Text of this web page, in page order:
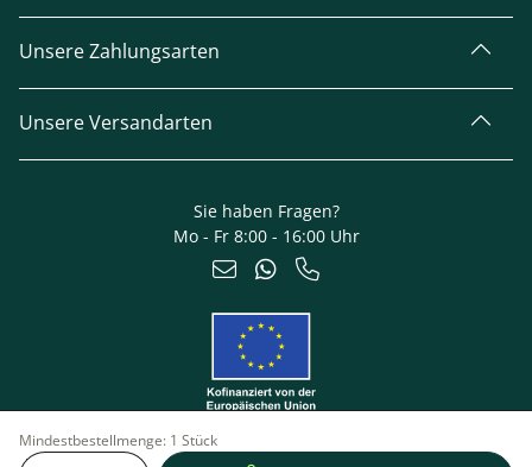
Mindestbestellmenge: 1 Stück
Unsere Zahlungsarten
Unsere Versandarten
Sie haben Fragen?
Mo - Fr 8:00 - 16:00 Uhr